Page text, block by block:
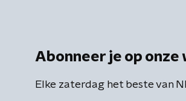
Abonneer je op
Elke zaterdag het beste van